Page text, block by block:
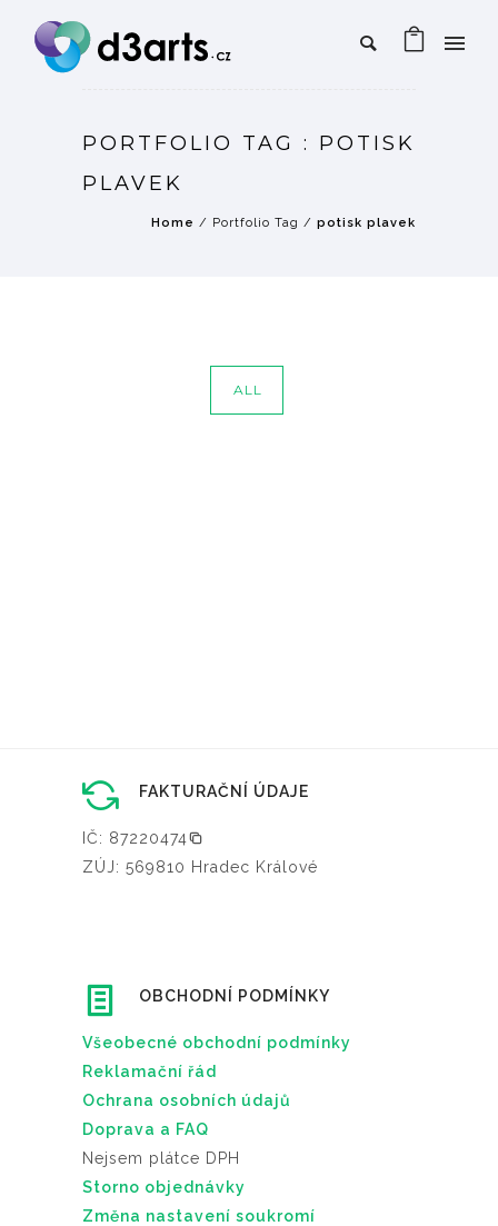
PORTFOLIO TAG : POTISK
PLAVEK
Home / Portfolio Tag / potisk plavek
ALL
FAKTURAČNÍ ÚDAJE
IČ: 87220474
ZÚJ: 569810 Hradec Králové
OBCHODNÍ PODMÍNKY
Všeobecné obchodní podmínky
Reklamační řád
Ochrana osobních údajů
Doprava a FAQ
Nejsem plátce DPH
Storno objednávky
Změna nastavení soukromí